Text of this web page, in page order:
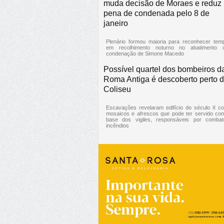
muda decisão de Moraes e reduz
pena de condenada pelo 8 de
janeiro
Plenário formou maioria para reconhecer
em recolhimento noturno no abatimento
condenação de Simone Macedo
Possível quartel dos bombeiros
Roma Antiga é descoberto perto
Coliseu
Escavações revelaram edifício do século II
mosaicos e afrescos que pode ter servido
base dos vigiles, responsáveis por
incêndios